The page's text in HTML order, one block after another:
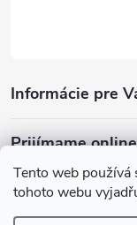
Tento web
tohoto webu
Informácie pre
Prijímame